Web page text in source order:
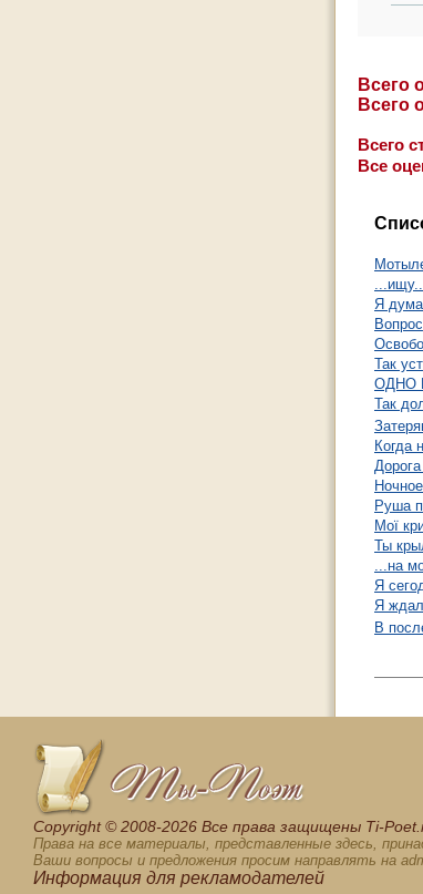
Всего
Всего
Всего
Все
Я
Вопрос
Так
ОДНО
Так
Когда
Руша
Мої
Ты
...на
Я
Я
В
Сopyright © 2008-2026 Все права защищены Ti-
Права на все материалы, представленные здесь,
Ваши вопросы и предложения просим направлять на
Информация для рекламодателей